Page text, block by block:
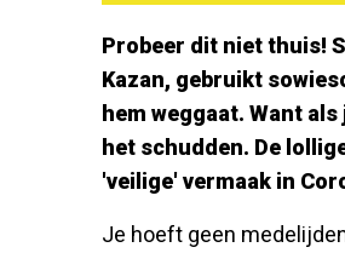
Probeer dit niet thuis!
Kazan, gebruikt
hem weggaat. Want
het schudden. De
'veilige' vermaak in
Je hoeft geen